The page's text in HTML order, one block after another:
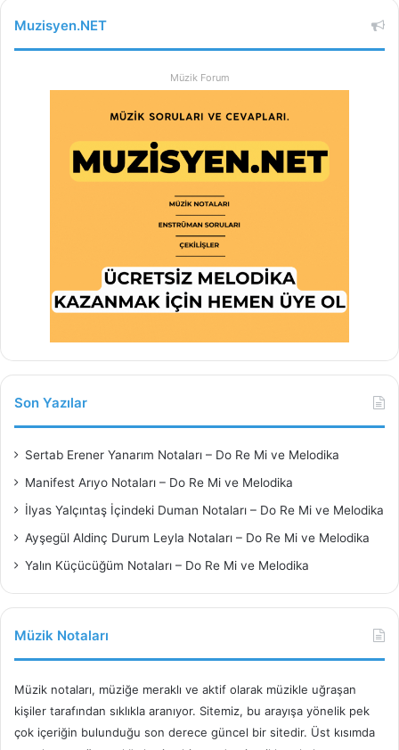
Muzisyen.NET
Müzik Forum
Son Yazılar
Sertab Erener Yanarım Notaları – Do Re Mi ve Melodika
Manifest Arıyo Notaları – Do Re Mi ve Melodika
İlyas Yalçıntaş İçindeki Duman Notaları – Do Re Mi ve Melodika
Ayşegül Aldinç Durum Leyla Notaları – Do Re Mi ve Melodika
Yalın Küçücüğüm Notaları – Do Re Mi ve Melodika
Müzik Notaları
Müzik notaları, müziğe meraklı ve aktif olarak müzikle uğraşan
kişiler tarafından sıklıkla aranıyor. Sitemiz, bu arayışa yönelik pek
çok içeriğin bulunduğu son derece güncel bir sitedir. Üst kısımda